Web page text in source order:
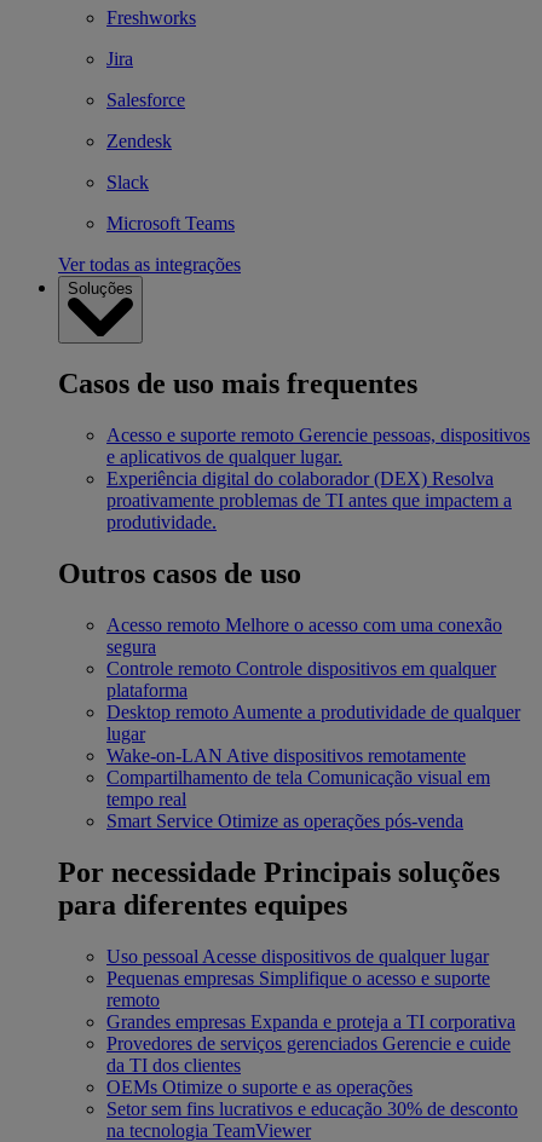
Freshworks
Jira
Salesforce
Zendesk
Slack
Microsoft Teams
Ver todas as integrações
Soluções
Casos de uso mais frequentes
Acesso e suporte remoto Gerencie pessoas, dispositivos
e aplicativos de qualquer lugar.
Experiência digital do colaborador (DEX) Resolva
proativamente problemas de TI antes que impactem a
produtividade.
Outros casos de uso
Acesso remoto Melhore o acesso com uma conexão
segura
Controle remoto Controle dispositivos em qualquer
plataforma
Desktop remoto Aumente a produtividade de qualquer
lugar
Wake-on-LAN Ative dispositivos remotamente
Compartilhamento de tela Comunicação visual em
tempo real
Smart Service Otimize as operações pós-venda
Por necessidade Principais soluções
para diferentes equipes
Uso pessoal Acesse dispositivos de qualquer lugar
Pequenas empresas Simplifique o acesso e suporte
remoto
Grandes empresas Expanda e proteja a TI corporativa
Provedores de serviços gerenciados Gerencie e cuide
da TI dos clientes
OEMs Otimize o suporte e as operações
Setor sem fins lucrativos e educação 30% de desconto
na tecnologia TeamViewer